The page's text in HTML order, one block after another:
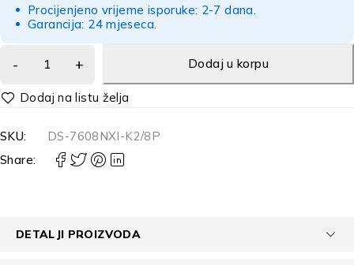
Procijenjeno vrijeme isporuke: 2-7 dana.
Garancija: 24 mjeseca.
Dodaj u korpu
Alternative:
SKU:
DS-7608NXI-K2/8P
Share:
DETALJI PROIZVODA